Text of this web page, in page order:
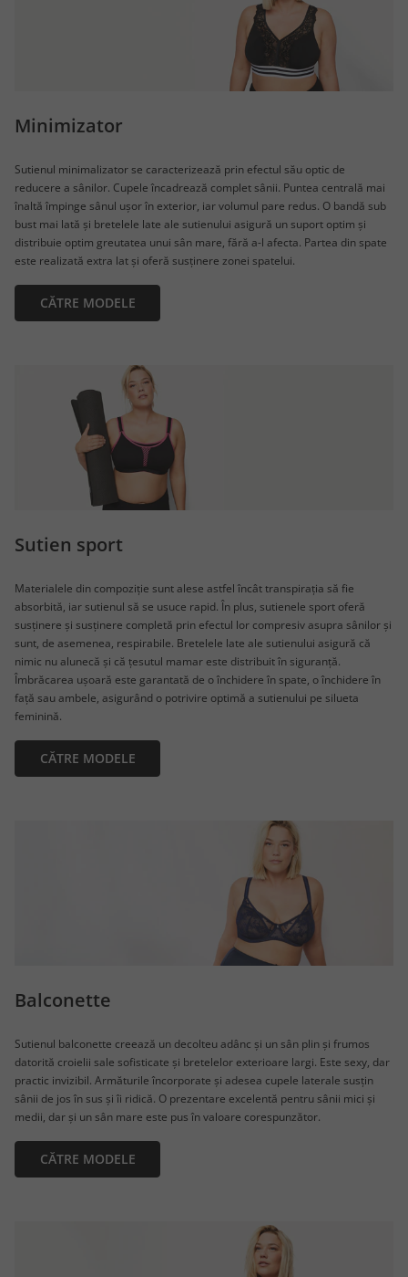
Minimizator
Sutienul minimalizator se caracterizează prin efectul său optic de
reducere a sânilor. Cupele încadrează complet sânii. Puntea centrală mai
înaltă împinge sânul ușor în exterior, iar volumul pare redus. O bandă sub
bust mai lată și bretelele late ale sutienului asigură un suport optim și
distribuie optim greutatea unui sân mare, fără a-l afecta. Partea din spate
este realizată extra lat și oferă susținere zonei spatelui.
CĂTRE MODELE
Sutien sport
Materialele din compoziție sunt alese astfel încât transpirația să fie
absorbită, iar sutienul să se usuce rapid. În plus, sutienele sport oferă
susținere și susținere completă prin efectul lor compresiv asupra sânilor și
sunt, de asemenea, respirabile. Bretelele late ale sutienului asigură că
nimic nu alunecă și că țesutul mamar este distribuit în siguranță.
Îmbrăcarea ușoară este garantată de o închidere în spate, o închidere în
față sau ambele, asigurând o potrivire optimă a sutienului pe silueta
feminină.
CĂTRE MODELE
Balconette
Sutienul balconette creează un decolteu adânc și un sân plin și frumos
datorită croielii sale sofisticate și bretelelor exterioare largi. Este sexy, dar
practic invizibil. Armăturile încorporate și adesea cupele laterale susțin
sânii de jos în sus și îi ridică. O prezentare excelentă pentru sânii mici și
medii, dar și un sân mare este pus în valoare corespunzător.
CĂTRE MODELE